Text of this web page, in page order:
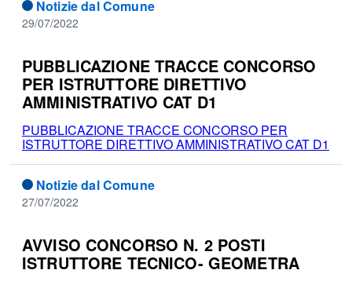
Notizie dal Comune
29/07/2022
PUBBLICAZIONE TRACCE CONCORSO
PER ISTRUTTORE DIRETTIVO
AMMINISTRATIVO CAT D1
PUBBLICAZIONE TRACCE CONCORSO PER
ISTRUTTORE DIRETTIVO AMMINISTRATIVO CAT D1
Notizie dal Comune
27/07/2022
AVVISO CONCORSO N. 2 POSTI
ISTRUTTORE TECNICO- GEOMETRA